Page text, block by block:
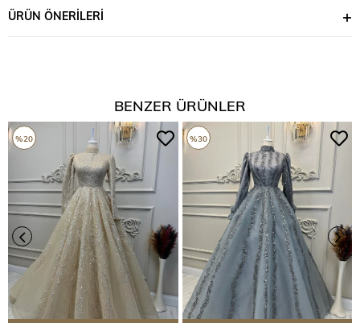
ÜRÜN ÖNERILERI
BENZER ÜRÜNLER
%20 %30